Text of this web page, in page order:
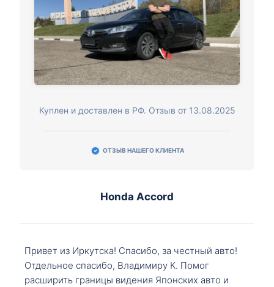
Куплен и доставлен в РФ. Отзыв от 13.08.2025
ОТЗЫВ НАШЕГО КЛИЕНТА
Honda Accord
Привет из Иркутска! Спасибо, за честный авто!
Отдельное спасибо, Владимиру К. Помог
расширить границы видения Японских авто и